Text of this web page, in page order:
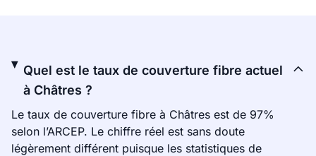
Quel est le taux de couverture fibre actuel
à Châtres ?
Le taux de couverture fibre à Châtres est de 97%
selon l’ARCEP. Le chiffre réel est sans doute
légèrement différent puisque les statistiques de